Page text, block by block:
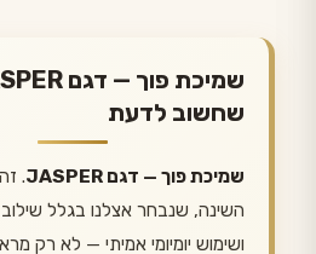
שחשוב לדעת
שמיכת פוך — דגם JASPER .
השינה, שנבחר אצלנו בגלל
ושימוש יומיומי אמיתי — לא רק